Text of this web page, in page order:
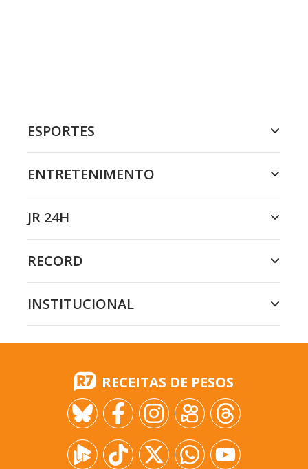
ESPORTES
ENTRETENIMENTO
JR 24H
RECORD
INSTITUCIONAL
RECEITAS DE PESOS